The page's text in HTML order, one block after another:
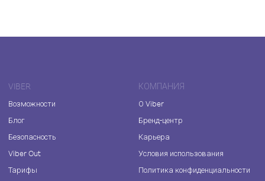
VIBER
Возможности
Блог
Безопасность
Viber Out
Тарифы
КОМПАНИЯ
О Viber
Бренд-центр
Карьера
Условия использования
Политика конфиденциальности